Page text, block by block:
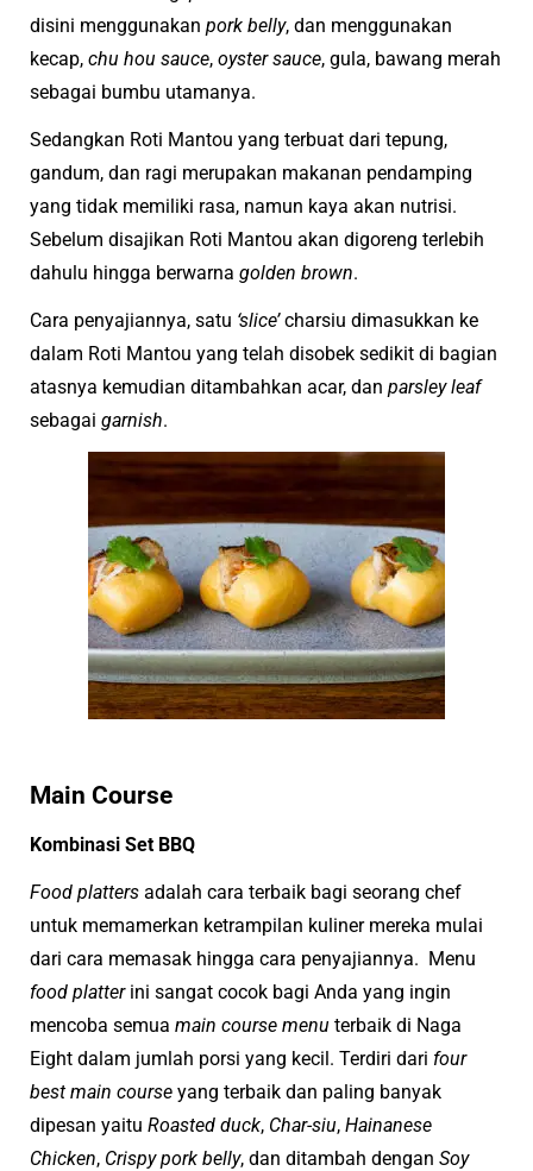
disini menggunakan pork belly, dan menggunakan
kecap, chu hou sauce, oyster sauce, gula, bawang merah
sebagai bumbu utamanya.
Sedangkan Roti Mantou yang terbuat dari tepung,
gandum, dan ragi merupakan makanan pendamping
yang tidak memiliki rasa, namun kaya akan nutrisi.
Sebelum disajikan Roti Mantou akan digoreng terlebih
dahulu hingga berwarna golden brown.
Cara penyajiannya, satu ‘slice’charsiu dimasukkan ke
dalam Roti Mantou yang telah disobek sedikit di bagian
atasnya kemudian ditambahkan acar, dan parsley leaf
sebagai garnish.
Main Course
Kombinasi Set BBQ
Food platters adalah cara terbaik bagi seorang chef
untuk memamerkan ketrampilan kuliner mereka mulai
dari cara memasak hingga cara penyajiannya. Menu
food platterini sangat cocok bagi Anda yang ingin
mencoba semua main course menu terbaik di Naga
Eight dalam jumlah porsi yang kecil. Terdiri dari four
best main course yang terbaik dan paling banyak
dipesan yaitu Roasted duck, Char-siu, Hainanese
Chicken, Crispy pork belly, dan ditambah dengan Soy